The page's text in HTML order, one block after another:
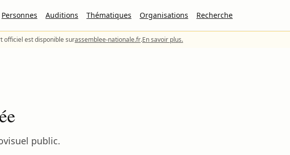
Personnes Auditions Thématiques Organisations Recherche
officiel est disponible surassemblee-nationale.fr.En savoir plus.
public.